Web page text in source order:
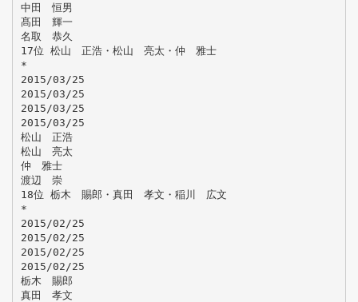
中田 恒男
髙田 輝一
名取 恭久
17位 松山 正浩・松山 亮太・仲 雅士
*
2015/03/25
2015/03/25
2015/03/25
2015/03/25
松山 正浩
松山 亮太
仲 雅士
渡辺 崇
18位 栃木 賜郎・真田 孝文・稲川 広文
*
2015/02/25
2015/02/25
2015/02/25
2015/02/25
栃木 賜郎
真田 孝文